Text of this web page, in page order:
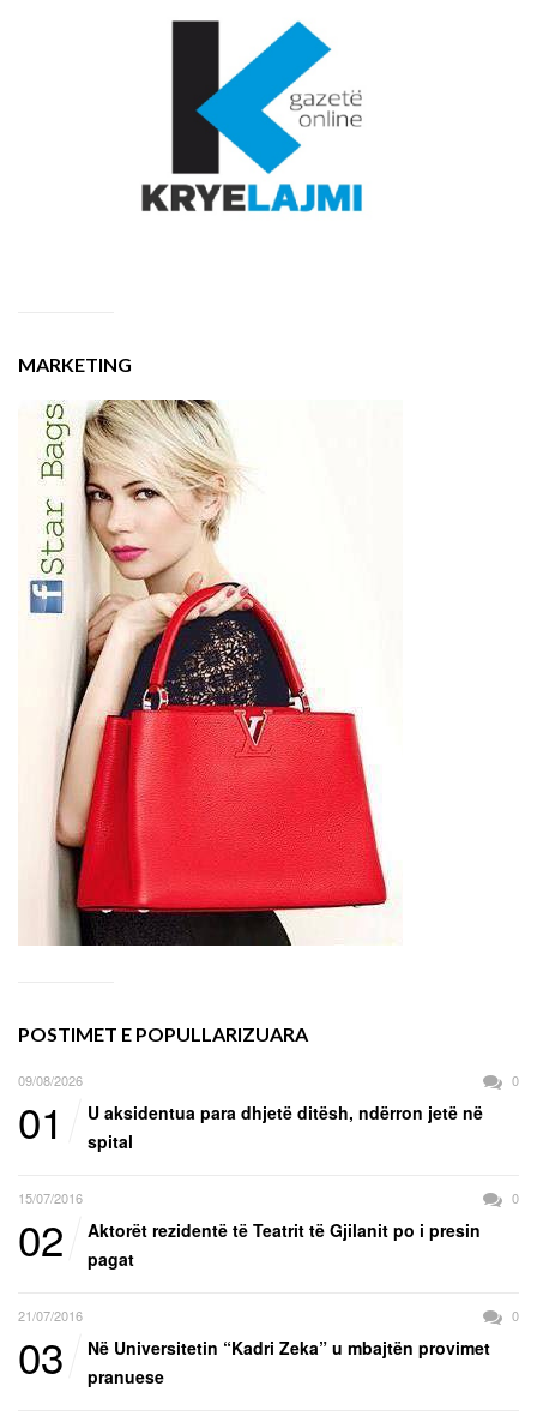
MARKETING
POSTIMET E POPULLARIZUARA
09/08/2026 0
01
U aksidentua para dhjetë ditësh, ndërron jetë në
spital
15/07/2016 0
02
Aktorët rezidentë të Teatrit të Gjilanit po i presin
pagat
21/07/2016 0
03
Në Universitetin “Kadri Zeka” u mbajtën provimet
pranuese